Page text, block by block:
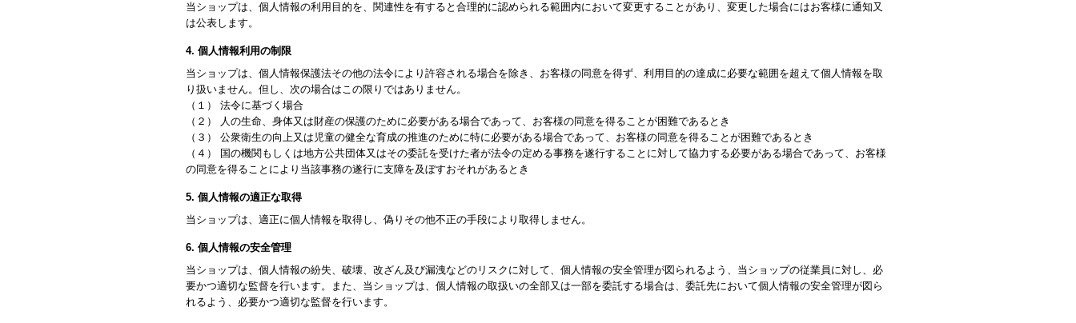
当ショップは、個人情報の利用目的を、関連性を有すると合理的に認められる範囲内において変更することがあり、変更した場合にはお客様に通知又
は公表します。
4. 個人情報利用の制限
当ショップは、個人情報保護法その他の法令により許容される場合を除き、お客様の同意を得ず、利用目的の達成に必要な範囲を超えて個人情報を取
り扱いません。但し、次の場合はこの限りではありません。
（１） 法令に基づく場合
（２） 人の生命、身体又は財産の保護のために必要がある場合であって、お客様の同意を得ることが困難であるとき
（３） 公衆衛生の向上又は児童の健全な育成の推進のために特に必要がある場合であって、お客様の同意を得ることが困難であるとき
（４） 国の機関もしくは地方公共団体又はその委託を受けた者が法令の定める事務を遂行することに対して協力する必要がある場合であって、お客様
の同意を得ることにより当該事務の遂行に支障を及ぼすおそれがあるとき
5. 個人情報の適正な取得
当ショップは、適正に個人情報を取得し、偽りその他不正の手段により取得しません。
6. 個人情報の安全管理
当ショップは、個人情報の紛失、破壊、改ざん及び漏洩などのリスクに対して、個人情報の安全管理が図られるよう、当ショップの従業員に対し、必
要かつ適切な監督を行います。また、当ショップは、個人情報の取扱いの全部又は一部を委託する場合は、委託先において個人情報の安全管理が図ら
れるよう、必要かつ適切な監督を行います。